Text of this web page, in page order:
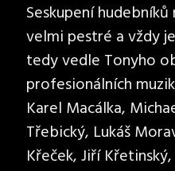
Seskupení
velmi pestré a vždy
tedy vedle Tonyho
profesionálních
Karel Macálka,
Třebický, Lukáš
Křeček, Jiří